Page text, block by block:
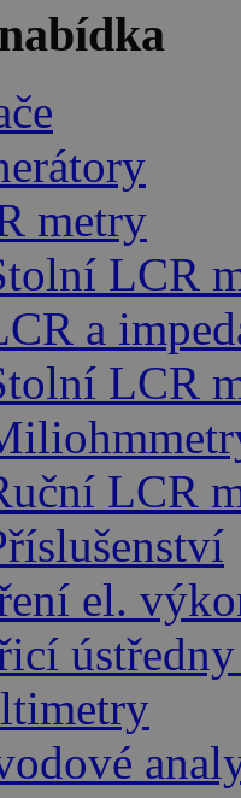
metry
LCR
a
LCR
LCR
el.
ústředny